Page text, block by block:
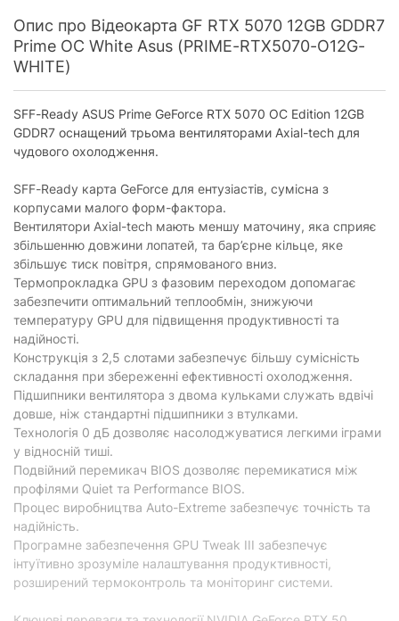
Частота пам'яті, МГц:
28000
Серія NVIDIA:
GeForce RTX­­ 50 Series
Роз'єми
D-Sub:
відсутній
DVI:
DisplayPort:
USB Type-C:
відсутній
Додатково
Інтерфейс підключення:
PCI-Express 5.0
Додаткове живлення:
Рекомендована потужність блоку
живлення:
750 Вт
Кількість підтримуємих моніторів:
4
Кількість вентиляторів:
3
Виробник графічного процесора: NVIDIA
Наявність розгону (ОС): з розгоном
Технології
Технології GPU:
DLSS 4.х, Ray Tracing,
Blackwell
Опис про Відеокарта GF RTX 5070 12GB GDDR7
Prime OC White Asus (PRIME-RTX5070-O12G-
WHITE)
SFF-Ready ASUS Prime GeForce RTX 5070 OC Edition 12GB
GDDR7 оснащений трьома вентиляторами Axial-tech для
чудового охолодження.
SFF-Ready карта GeForce для ентузіастів, сумісна з
корпусами малого форм-фактора.
Вентилятори Axial-tech мають меншу маточину, яка сприяє
збільшенню довжини лопатей, та бар’єрне кільце, яке
збільшує тиск повітря, спрямованого вниз.
Термопрокладка GPU з фазовим переходом допомагає
забезпечити оптимальний теплообмін, знижуючи
температуру GPU для підвищення продуктивності та
надійності.
Конструкція з 2,5 слотами забезпечує більшу сумісність
складання при збереженні ефективності охолодження.
Підшипники вентилятора з двома кульками служать вдвічі
довше, ніж стандартні підшипники з втулками.
Технологія 0 дБ дозволяє насолоджуватися легкими іграми
у відносній тиші.
Подвійний перемикач BIOS дозволяє перемикатися між
профілями Quiet та Performance BIOS.
Процес виробництва Auto-Extreme забезпечує точність та
надійність.
Програмне забезпечення GPU Tweak III забезпечує
інтуїтивно зрозуміле налаштування продуктивності,
розширений термоконтроль та моніторинг системи.